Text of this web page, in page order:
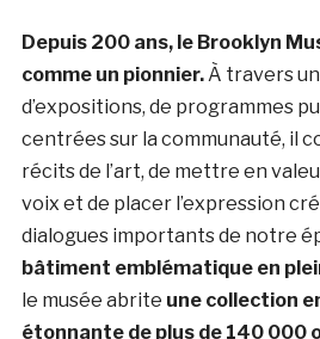
Depuis 200 ans, le Brooklyn
comme un pionnier.À travers
d’expositions, de programmes
centrées sur la communauté, il
récits de l’art, de mettre en
voix et de placer l’expression
dialogues importants de notre
bâtiment emblématique en
le musée abrite une collection
étonnante de plus de 140 000